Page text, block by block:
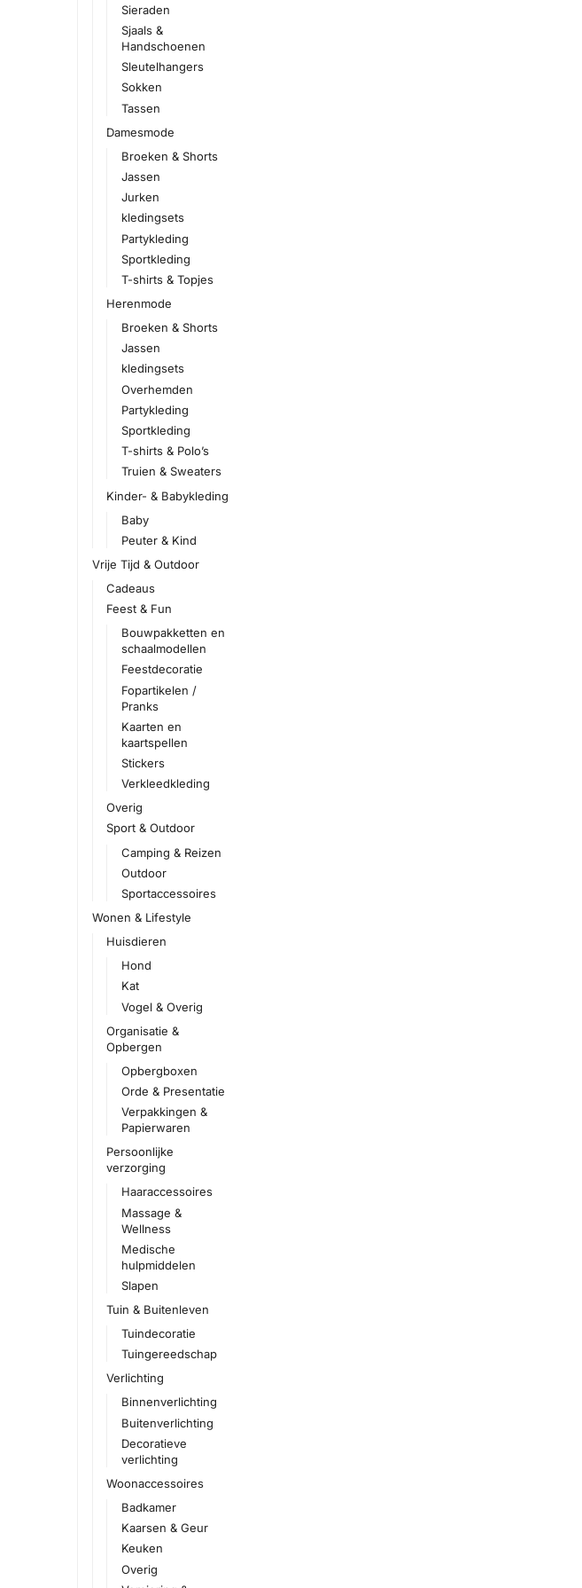
Sieraden
Sjaals &
Handschoenen
Sleutelhangers
Sokken
Tassen
Damesmode
Broeken & Shorts
Jassen
Jurken
kledingsets
Partykleding
Sportkleding
T-shirts & Topjes
Herenmode
Broeken & Shorts
Jassen
kledingsets
Overhemden
Partykleding
Sportkleding
T-shirts & Polo’s
Truien & Sweaters
Kinder- & Babykleding
Baby
Peuter & Kind
Vrije Tijd & Outdoor
Cadeaus
Feest & Fun
Bouwpakketten en
schaalmodellen
Feestdecoratie
Fopartikelen /
Pranks
Kaarten en
kaartspellen
Stickers
Verkleedkleding
Overig
Sport & Outdoor
Camping & Reizen
Outdoor
Sportaccessoires
Wonen & Lifestyle
Huisdieren
Hond
Kat
Vogel & Overig
Organisatie &
Opbergen
Opbergboxen
Orde & Presentatie
Verpakkingen &
Papierwaren
Persoonlijke
verzorging
Haaraccessoires
Massage &
Wellness
Medische
hulpmiddelen
Slapen
Tuin & Buitenleven
Tuindecoratie
Tuingereedschap
Verlichting
Binnenverlichting
Buitenverlichting
Decoratieve
verlichting
Woonaccessoires
Badkamer
Kaarsen & Geur
Keuken
Overig